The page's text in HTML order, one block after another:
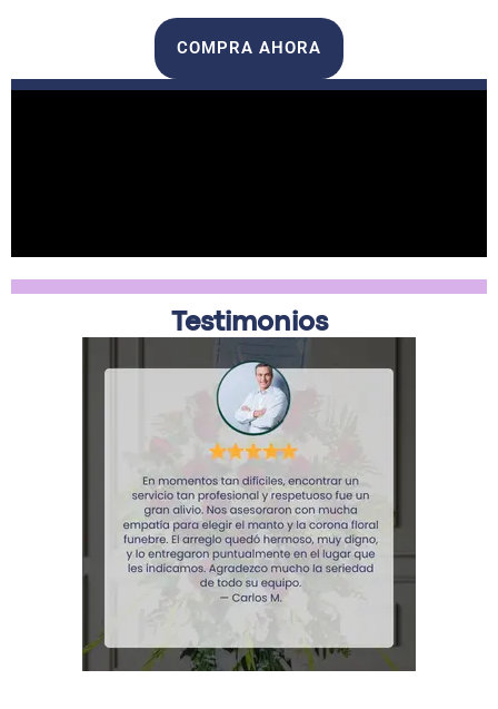
COMPRA AHORA
Testimonios